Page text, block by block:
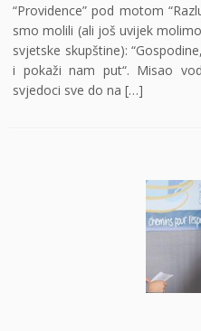
“Providence” pod motom
smo molili (ali još uvijek
svjetske skupštine):
i pokaži nam put“. Misao
svjedoci sve do na […]